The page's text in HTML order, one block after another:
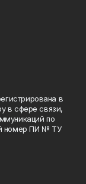
в
в сфере связи,
по
номер ПИ № ТУ